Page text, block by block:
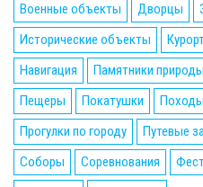
Военные объекты
Дворцы
Исторические объекты
Навигация
Памятники природы
Пещеры
Покатушки Походы
Прогулки по городу
Путевые
Соборы
Соревнования